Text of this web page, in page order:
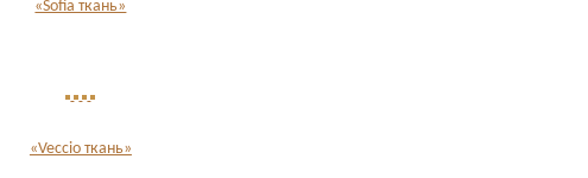
«Sofia ткань»
«Veccio ткань»